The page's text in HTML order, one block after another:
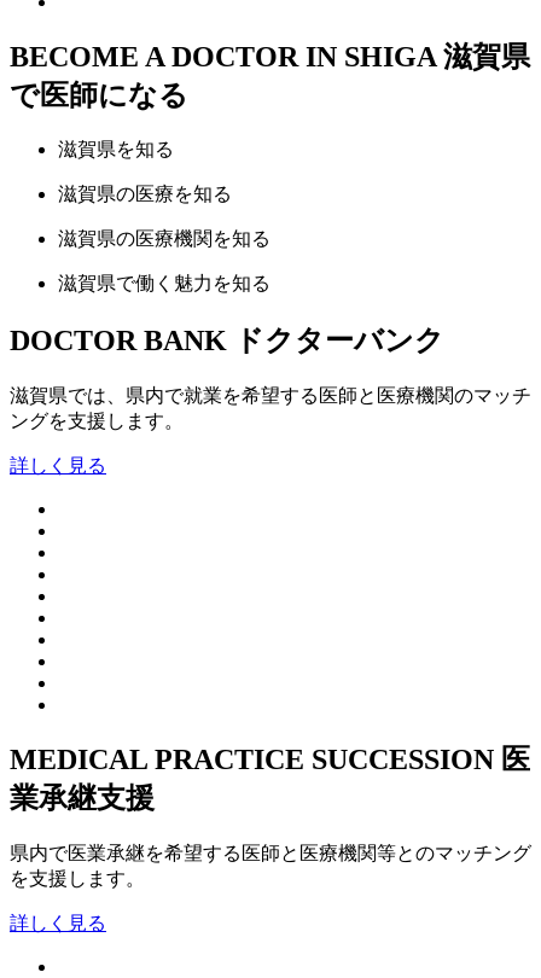
BECOME A DOCTOR IN SHIGA 滋賀県
で医師になる
滋賀県を知る
滋賀県の医療を知る
滋賀県の医療機関 を知る
滋賀県で働く魅力 を知る
DOCTOR BANK ドクターバンク
滋賀県では、県内で就業を希望する医師と医療機関のマッチ
ングを支援します。
詳しく見る
MEDICAL PRACTICE SUCCESSION 医
業承継支援
県内で医業承継を希望する医師と医療機関等とのマッチング
を支援します。
詳しく見る